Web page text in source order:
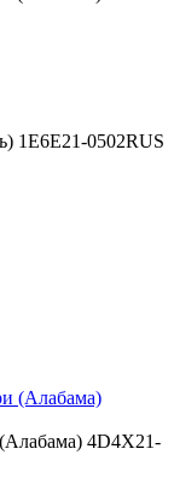
1E6E21-0502RUS
4D4X21-